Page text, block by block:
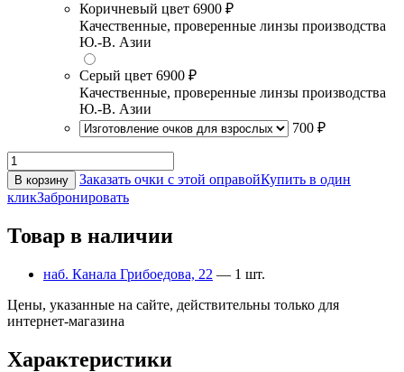
Коричневый цвет 6900 ₽
Качественные, проверенные линзы производства
Ю.-В. Азии
Серый цвет 6900 ₽
Качественные, проверенные линзы производства
Ю.-В. Азии
700 ₽
В корзину Заказать очки с этой оправойКупить в один
кликЗабронировать
Товар в наличии
наб. Канала Грибоедова, 22 — 1 шт.
Цены, указанные на сайте, действительны только для
интернет-магазина
Характеристики